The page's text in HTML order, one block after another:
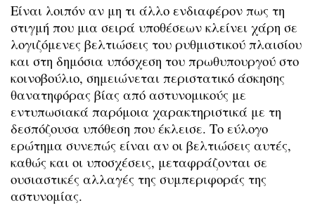
Είναι λοιπόν αν μη τι άλλο ενδιαφέρον πως τη
στιγμή που μια σειρά υποθέσεων κλείνει χάρη σε
λογιζόμενες βελτιώσεις του ρυθμιστικού πλαισίου
και στη δημόσια υπόσχεση του πρωθυπουργού στο
κοινοβούλιο, σημειώνεται περιστατικό άσκησης
θανατηφόρας βίας από αστυνομικούς με
εντυπωσιακά παρόμοια χαρακτηριστικά με τη
δεσπόζουσα υπόθεση που έκλεισε. Το εύλογο
ερώτημα συνεπώς είναι αν οι βελτιώσεις αυτές,
καθώς και οι υποσχέσεις, μεταφράζονται σε
ουσιαστικές αλλαγές της συμπεριφοράς της
αστυνομίας.